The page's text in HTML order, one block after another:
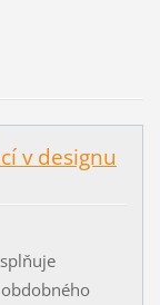
v designu